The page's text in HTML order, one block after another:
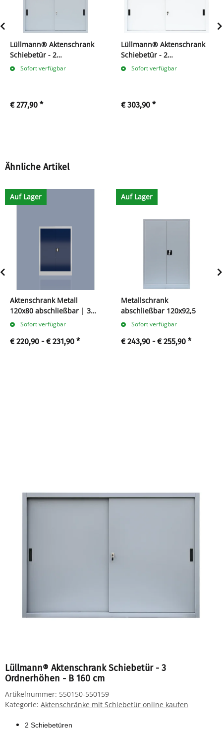
Lüllmann® Aktenschrank
Schiebetür - 2
Ordnerhöhen - B 120 cm -
Sofort verfügbar
€ 277,90 *
Lüllmann® Aktenschrank
Schiebetür - 2
Ordnerhöhen - B 160 cm -
Sofort verfügbar
€ 303,90 *
Ähnliche Artikel
Auf Lager
Aktenschrank Metall
120x80 abschließbar | 3
Ordnerhöhen
Sofort verfügbar
€ 220,90 -€ 231,90 *
Auf Lager
Metallschrank
abschließbar 120x92,5
Sofort verfügbar
€ 243,90 -€ 255,90 *
Lüllmann® Aktenschrank Schiebetür - 3
Ordnerhöhen - B 160 cm
Artikelnummer: 550150-550159
Kategorie: Aktenschränke mit Schiebetür online kaufen
2 Schiebetüren